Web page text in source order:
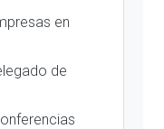
en
de